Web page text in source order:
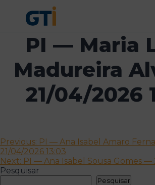
PI — Maria
Madureira
21/04/2026
Navegação
de
artigos
Previous: PI — Ana Isabel Amaro
21/04/2026 13:03
Next: PI — Ana Isabel Sousa Gomes —
Pesquisar
Pesquisar